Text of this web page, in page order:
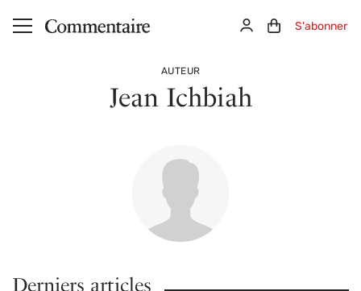
Aller au contenu principal ConnexionPanier (0)
S'abonner
AUTEUR
Jean Ichbiah
Derniers articles